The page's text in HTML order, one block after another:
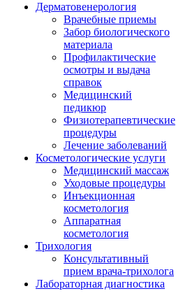
Дерматовенерология
Врачебные приемы
Забор биологического
материала
Профилактические
осмотры и выдача
справок
Медицинский
педикюр
Физиотерапевтические
процедуры
Лечение заболеваний
Косметологические услуги
Медицинский массаж
Уходовые процедуры
Инъекционная
косметология
Аппаратная
косметология
Трихология
Консультативный
прием врача-трихолога
Лабораторная диагностика